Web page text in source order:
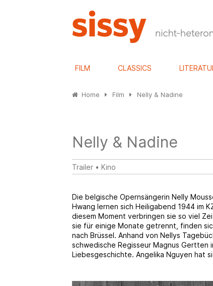
FILM CLASSICS
Home Film Nelly & Nadine
Nelly & Nadine
Trailer• Kino
Die belgische Opernsängerin Nelly
Hwang lernen sich Heiligabend 1944 im
diesem Moment verbringen sie so viel
sie für einige Monate getrennt, finden
nach Brüssel. Anhand von Nellys
schwedische Regisseur Magnus Gertten
Liebesgeschichte. Angelika Nguyen hat